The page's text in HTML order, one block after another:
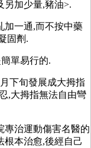
另加少量,豬油>.
加一通,而不按中藥
固劑.
單易行的.
下旬發展成大拇指
,大拇指無法自由彎
專治運動傷害名醫的
根本治愈,後經自己